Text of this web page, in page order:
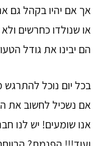
אך אם יהיו בקהל גם
או שנולדו כחרשים
הם יבינו את גודל
בכל יום נוכל
אם נשכיל לחשוב את
אנו שומעים! יש לנו